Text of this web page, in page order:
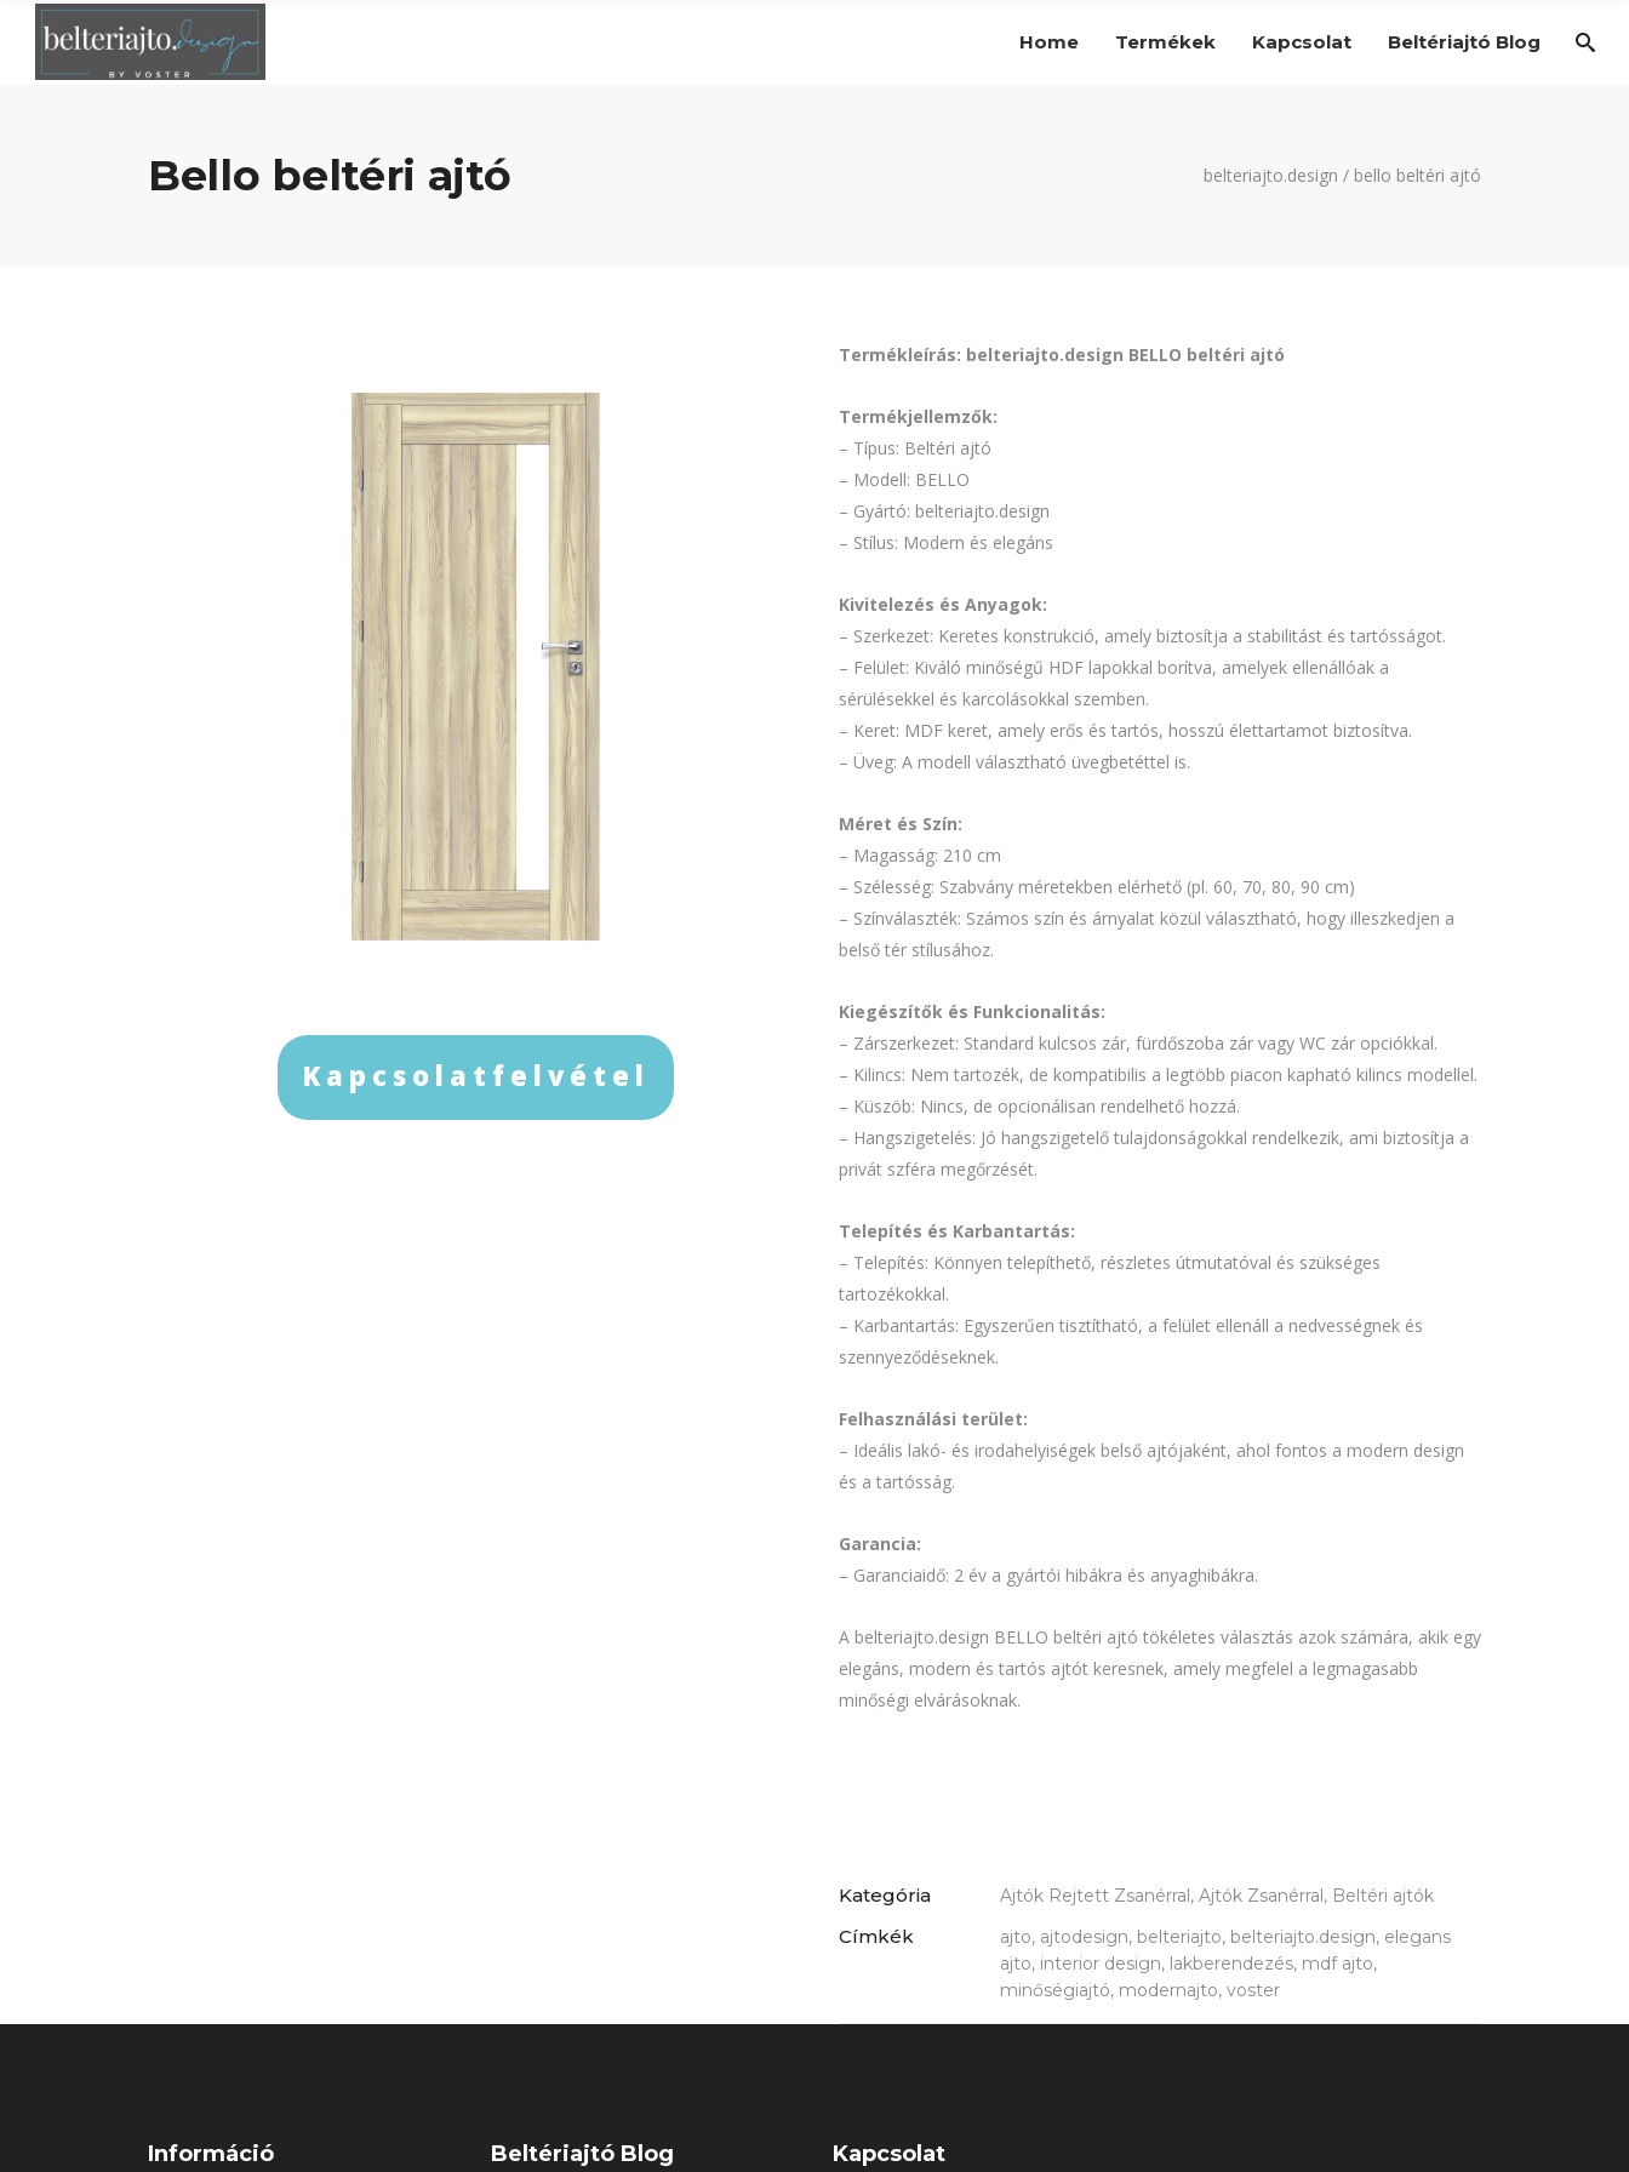
Home Termékek Kapcsolat Beltériajtó Blog
Bello beltéri ajtó belteriajto.design / bello beltéri ajtó
Kapcsolatfelvétel
Termékleírás: belteriajto.design BELLO beltéri ajtó
Termékjellemzők:
– Típus: Beltéri ajtó
– Modell: BELLO
– Gyártó: belteriajto.design
– Stílus: Modern és elegáns
Kivitelezés és Anyagok:
– Szerkezet: Keretes konstrukció, amely biztosítja a stabilitást és tartósságot.
– Felület: Kiváló minőségű HDF lapokkal borítva, amelyek ellenállóak a
sérülésekkel és karcolásokkal szemben.
– Keret: MDF keret, amely erős és tartós, hosszú élettartamot biztosítva.
– Üveg: A modell választható üvegbetéttel is.
Méret és Szín:
– Magasság: 210 cm
– Szélesség: Szabvány méretekben elérhető (pl. 60, 70, 80, 90 cm)
– Színválaszték: Számos szín és árnyalat közül választható, hogy illeszkedjen a
belső tér stílusához.
Kiegészítők és Funkcionalitás:
– Zárszerkezet: Standard kulcsos zár, fürdőszoba zár vagy WC zár opciókkal.
– Kilincs: Nem tartozék, de kompatibilis a legtöbb piacon kapható kilincs modellel.
– Küszöb: Nincs, de opcionálisan rendelhető hozzá.
– Hangszigetelés: Jó hangszigetelő tulajdonságokkal rendelkezik, ami biztosítja a
privát szféra megőrzését.
Telepítés és Karbantartás:
– Telepítés: Könnyen telepíthető, részletes útmutatóval és szükséges
tartozékokkal.
– Karbantartás: Egyszerűen tisztítható, a felület ellenáll a nedvességnek és
szennyeződéseknek.
Felhasználási terület:
– Ideális lakó- és irodahelyiségek belső ajtójaként, ahol fontos a modern design
és a tartósság.
Garancia:
– Garanciaidő: 2 év a gyártói hibákra és anyaghibákra.
A belteriajto.design BELLO beltéri ajtó tökéletes választás azok számára, akik egy
elegáns, modern és tartós ajtót keresnek, amely megfelel a legmagasabb
minőségi elvárásoknak.
Kategória Ajtók Rejtett Zsanérral, Ajtók Zsanérral, Beltéri ajtók
Címkék
ajto, ajtodesign, belteriajto, belteriajto.design, elegans
ajto, interior design, lakberendezés, mdf ajto,
minőségiajtó, modernajto, voster
Információ Beltériajtó Blog Kapcsolat